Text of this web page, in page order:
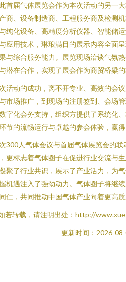
首届气体展览会作为本次活动的另一
商、设备制造商、工程服务商及检测
纯化设备、高精度分析仪器、智能储
应用技术，琳琅满目的展示内容全面
与综合服务能力。展览现场洽谈气氛
潜在合作，实现了展会作为商贸桥梁的
活动的成功，离不开专业、高效的会
市场推广，到现场的注册签到、会场
字化会务支持，组织方提供了系统化
节的流畅运行与卓越的参会体验，赢
300人气体会议与首届气体展览会的
更标志着气体圈子在促进行业交流与
聚了行业共识，展示了产业活力，为
机遇注入了强劲动力。气体圈子将继
仁，共同推动中国气体产业向着更高
若转载，请注明出处：http://
更新时间：2026-